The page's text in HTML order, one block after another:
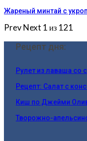
Жареный минтай с
PrevNext 1 из 121
Рецепт дня:
Рулет из лаваша со
Рецепт: Салат с
Киш по Джейми
Творожно-